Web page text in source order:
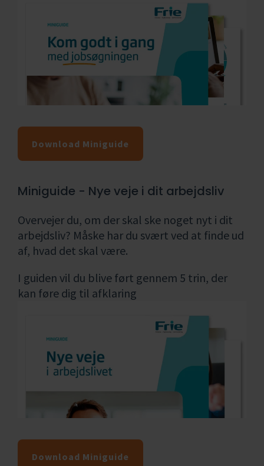
Download Miniguide
Miniguide - Nye veje i dit arbejdsliv
Overvejer du, om der skal ske noget nyt i dit
arbejdsliv? Måske har du svært ved at finde ud
af, hvad det skal være.
I guiden vil du blive ført gennem 5 trin, der
kan føre dig til afklaring
Download Miniguide